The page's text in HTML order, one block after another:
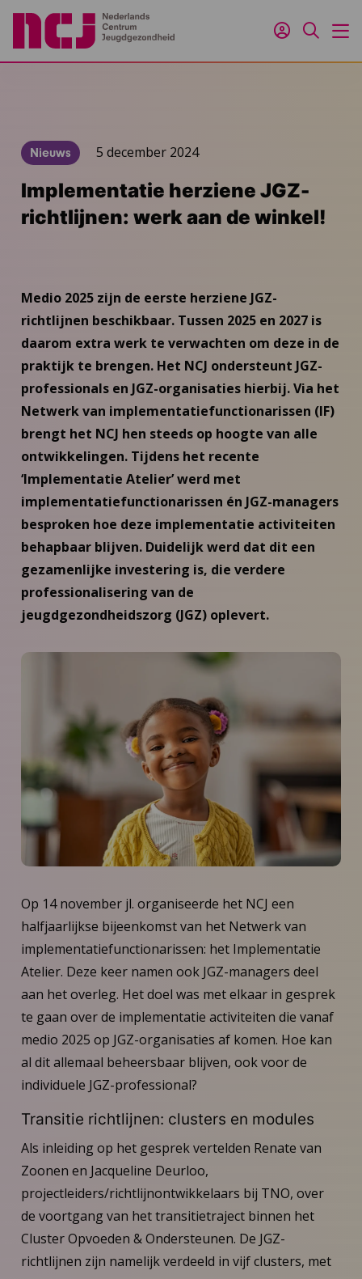
Inloggen
Zoeken
Nieuws 5 december 2024
Implementatie herziene JGZ-
richtlijnen: werk aan de winkel!
Medio 2025 zijn de eerste herziene JGZ-
richtlijnen beschikbaar. Tussen 2025 en 2027 is
daarom extra werk te verwachten om deze in de
praktijk te brengen. Het NCJ ondersteunt JGZ-
professionals en JGZ-organisaties hierbij. Via het
Netwerk van implementatiefunctionarissen (IF)
brengt het NCJ hen steeds op hoogte van alle
ontwikkelingen. Tijdens het recente
‘Implementatie Atelier’ werd met
implementatiefunctionarissen én JGZ-managers
besproken hoe deze implementatie activiteiten
behapbaar blijven. Duidelijk werd dat dit een
gezamenlijke investering is, die verdere
professionalisering van de
jeugdgezondheidszorg (JGZ) oplevert.
Op 14 november jl. organiseerde het NCJ een
halfjaarlijkse bijeenkomst van het Netwerk van
implementatiefunctionarissen: het Implementatie
Atelier. Deze keer namen ook JGZ-managers deel
aan het overleg. Het doel was met elkaar in gesprek
te gaan over de implementatie activiteiten die vanaf
medio 2025 op JGZ-organisaties af komen. Hoe kan
al dit allemaal beheersbaar blijven, ook voor de
individuele JGZ-professional?
Transitie richtlijnen: clusters en modules
Als inleiding op het gesprek vertelden Renate van
Zoonen en Jacqueline Deurloo,
projectleiders/richtlijnontwikkelaars bij TNO, over
de voortgang van het transitietraject binnen het
Cluster Opvoeden & Ondersteunen. De JGZ-
richtlijnen zijn namelijk verdeeld in vijf clusters, met